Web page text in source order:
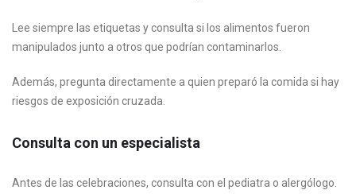
Lee siempre las etiquetas y consulta si los alimentos fueron
manipulados junto a otros que podrían contaminarlos.
Además, pregunta directamente a quien preparó la comida si hay
riesgos de exposición cruzada.
Consulta con un especialista
Antes de las celebraciones, consulta con el pediatra o alergólogo.